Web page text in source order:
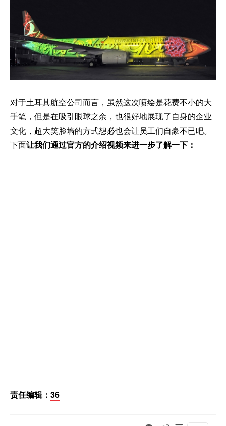
对于土耳其航空公司而言，虽然这次喷绘是花费不小的大
手笔，但是在吸引眼球之余，也很好地展现了自身的企业
文化，超大笑脸墙的方式想必也会让员工们自豪不已吧。
下面让我们通过官方的介绍视频来进一步了解一下：
责任编辑： 36